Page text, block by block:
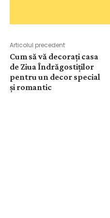
Articolul precedent
Cum să vă decorați casa
de Ziua Îndrăgostiților
pentru un decor special
și romantic